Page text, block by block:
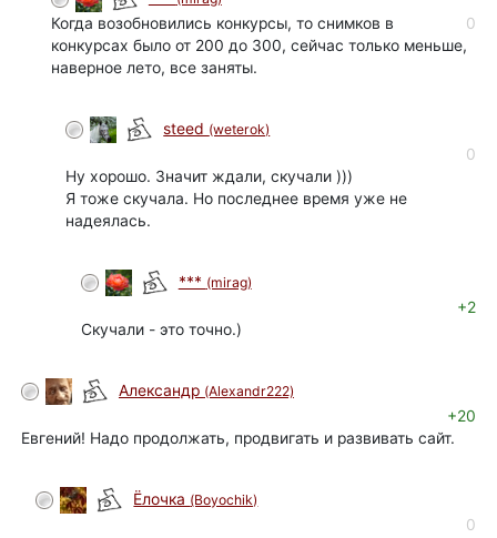
0
Когда возобновились конкурсы, то снимков в
конкурсах было от 200 до 300, сейчас только меньше,
наверное лето, все заняты.
steed (weterok)
0
Ну хорошо. Значит ждали, скучали )))
Я тоже скучала. Но последнее время уже не
надеялась.
*** (mirag)
+2
Скучали - это точно.)
Александр (Alexandr222)
+20
Евгений! Надо продолжать, продвигать и развивать сайт.
Ёлочка (Boyochik)
0